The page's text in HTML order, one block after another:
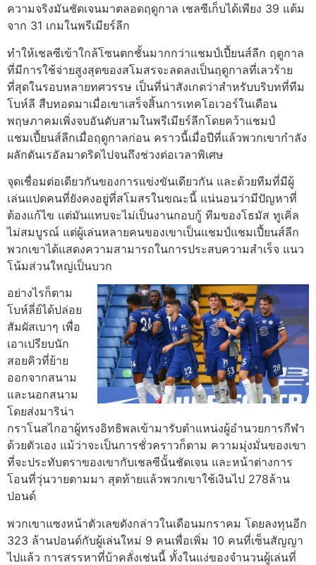
ความจริงมันชัดเจนมาตลอดฤดูกาล เชลซีเก็บได้เพียง 39 แต้ม
จาก 31 เกมในพรีเมียร์ลีก
ทำให้เชลซีเข้าใกล้โซนตกชั้นมากกว่าแชมป์เปี้ยนส์ลีก ฤดูกาล
ที่มีการใช้จ่ายสูงสุดของสโมสรจะลดลงเป็นฤดูกาลที่เลวร้าย
ที่สุดในรอบหลายทศวรรษ เป็นที่น่าสังเกตว่าสําหรับบริบทที่ทีม
โบห์ลี สืบทอดมาเมื่อเขาเสร็จสิ้นการเทคโอเวอร์ในเดือน
พฤษภาคมเพิ่งจบอันดับสามในพรีเมียร์ลีกโดยคว้าแชมป์
แชมเปี้ยนส์ลีกเมื่อฤดูกาลก่อน คราวนี้เมื่อปีที่แล้วพวกเขากําลัง
ผลักดันเรอัลมาดริดไปจนถึงช่วงต่อเวลาพิเศษ
จุดเชื่อมต่อเดียวกันของการแข่งขันเดียวกัน และด้วยทีมที่มีผู้
เล่นแปดคนที่ยังคงอยู่ที่สโมสรในขณะนี้ แน่นอนว่ามีปัญหาที่
ต้องแก้ไข แต่มันแทบจะไม่เป็นงานกอบกู้ ทีมของโธมัส ทูเคิ่ล
ไม่สมบูรณ์ แต่ผู้เล่นหลายคนของเขาเป็นแชมป์แชมเปี้ยนส์ลีก
พวกเขาได้แสดงความสามารถในการประสบความสําเร็จ แนว
โน้มส่วนใหญ่เป็นบวก
อย่างไรก็ตาม
โบห์ลี่ย์ได้ปล่อย
สัมผัสเบาๆ เพื่อ
เอาเปรียบนัก
สอยคิวที่ย้าย
ออกจากสนาม
และนอกสนาม
โดยส่งมาริน่า
กราโนสไกอาผู้ทรงอิทธิพลเข้ามารับตําแหน่งผู้อํานวยการกีฬา
ด้วยตัวเอง แม้ว่าจะเป็นการชั่วคราวก็ตาม ความมุ่งมั่นของเขา
ที่จะประทับตราของเขากับเชลซีนั้นชัดเจน และหน้าต่างการ
โอนที่วุ่นวายตามมา สุดท้ายแล้วพวกเขาใช้เงินไป 278ล้าน
ปอนด์
พวกเขาแซงหน้าตัวเลขดังกล่าวในเดือนมกราคม โดยลงทุนอีก
323 ล้านปอนด์กับผู้เล่นใหม่ 9 คนเพื่อเพิ่ม 10 คนที่เซ็นสัญญา
ไปแล้ว การสรรหาที่บ้าคลั่งเช่นนี้ ทั้งในแง่ของจํานวนผู้เล่นที่